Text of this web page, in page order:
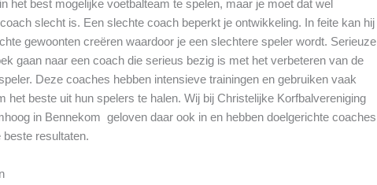
het best mogelijke voetbalteam te spelen, maar je moet dat wel
slecht is. Een slechte coach beperkt je ontwikkeling. In feite kan hij
gewoonten creëren waardoor je een slechtere speler wordt. Serieuze
gaan naar een coach die serieus bezig is met het verbeteren van de
Deze coaches hebben intensieve trainingen en gebruiken vaak
het beste uit hun spelers te halen. Wij bij Christelijke Korfbalvereniging
in Bennekom geloven daar ook in en hebben doelgerichte coaches
beste resultaten.